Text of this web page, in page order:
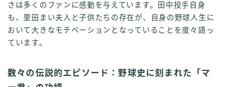
さは多くのファンに感動を与えています。田中投手自身
も、里田まい夫人と子供たちの存在が、自身の野球人生に
おいて大きなモチベーションとなっていることを度々語っ
ています。
数々の伝説的エピソード：野球史に刻まれた「マ